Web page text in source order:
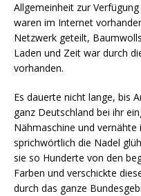
Allgemeinheit zur
waren im Internet
Netzwerk geteilt,
Laden und Zeit war durch
vorhanden.
Es dauerte nicht lange, bis
ganz Deutschland bei ihr
Nähmaschine und
sprichwörtlich die Nadel
sie so Hunderte von den
Farben und verschickte
durch das ganze